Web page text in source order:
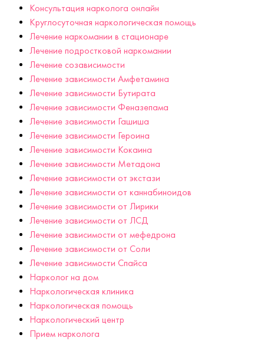
Консультация нарколога онлайн
Круглосуточная наркологическая помощь
Лечение наркомании в стационаре
Лечение подростковой наркомании
Лечение созависимости
Лечение зависимости Амфетамина
Лечение зависимости Бутирата
Лечение зависимости Феназепама
Лечение зависимости Гашиша
Лечение зависимости Героина
Лечение зависимости Кокаина
Лечение зависимости Метадона
Лечение зависимости от экстази
Лечение зависимости от каннабиноидов
Лечение зависимости от Лирики
Лечение зависимости от ЛСД
Лечение зависимости от мефедрона
Лечение зависимости от Соли
Лечение зависимости Спайса
Нарколог на дом
Наркологическая клиника
Наркологическая помощь
Наркологический центр
Прием нарколога